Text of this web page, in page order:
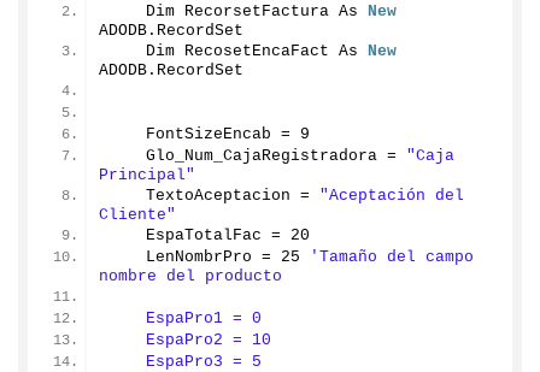
    Dim RecorsetFactura As
New
ADODB. RecordSet
    Dim RecosetEncaFact As
New
ADODB. RecordSet
    FontSizeEncab =
9
    Glo_Num_CajaRegistradora =
"Caja
Principal"
    TextoAceptacion =
"Aceptación del
Cliente"
    EspaTotalFac =
20
    LenNombrPro =
25
'Tamaño del campo
nombre del producto
    EspaPro1 = 0
    EspaPro2 = 10
    EspaPro3 = 5